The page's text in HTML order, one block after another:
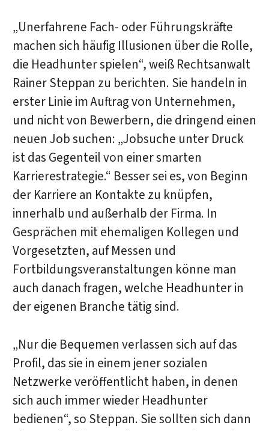
„Unerfahrene Fach- oder Führungskräfte
machen sich häufig Illusionen über die Rolle,
die Headhunter spielen“, weiß Rechtsanwalt
Rainer Steppan zu berichten. Sie handeln in
erster Linie im Auftrag von Unternehmen,
und nicht von Bewerbern, die dringend einen
neuen Job suchen: „Jobsuche unter Druck
ist das Gegenteil von einer smarten
Karrierestrategie.“ Besser sei es, von Beginn
der Karriere an Kontakte zu knüpfen,
innerhalb und außerhalb der Firma. In
Gesprächen mit ehemaligen Kollegen und
Vorgesetzten, auf Messen und
Fortbildungsveranstaltungen könne man
auch danach fragen, welche Headhunter in
der eigenen Branche tätig sind.
„Nur die Bequemen verlassen sich auf das
Profil, das sie in einem jener sozialen
Netzwerke veröffentlicht haben, in denen
sich auch immer wieder Headhunter
bedienen“, so Steppan. Sie sollten sich dann